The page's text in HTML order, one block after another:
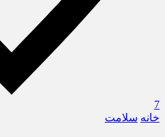
7
خانه سلامت